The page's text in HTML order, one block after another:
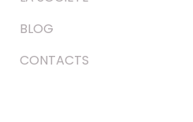
BLOG
CONTACTS